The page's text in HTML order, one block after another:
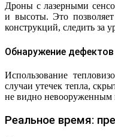
Дроны с лазерными
и высоты. Это
конструкций, следить за
Обнаружение
Использование
случаи утечек тепла,
не видно невооруженным
Реальное время: